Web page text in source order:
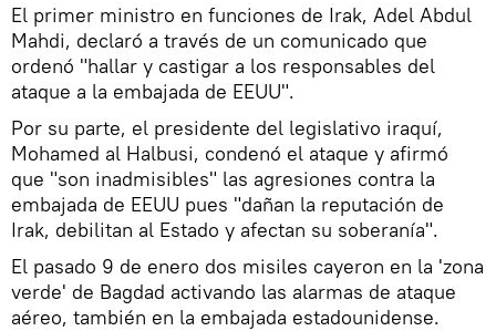
El primer ministro en funciones de Irak, Adel Abdul
Mahdi, declaró a través de un comunicado que
ordenó "hallar y castigar a los responsables del
ataque a la embajada de EEUU".
Por su parte, el presidente del legislativo iraquí,
Mohamed al Halbusi, condenó el ataque y afirmó
que "son inadmisibles" las agresiones contra la
embajada de EEUU pues "dañan la reputación de
Irak, debilitan al Estado y afectan su soberanía".
El pasado 9 de enero dos misiles cayeron en la 'zona
verde' de Bagdad activando las alarmas de ataque
aéreo, también en la embajada estadounidense.